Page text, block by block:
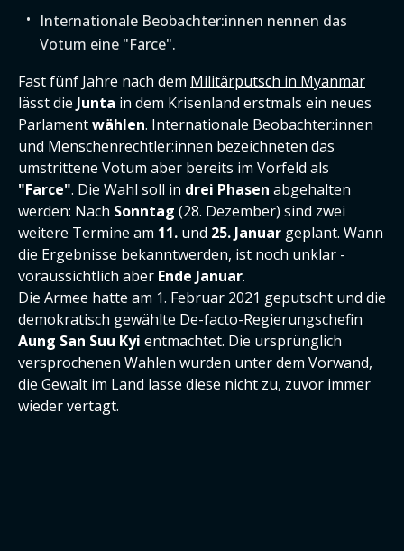
Internationale Beobachter:innen nennen das
Votum eine "Farce".
Fast fünf Jahre nach dem Militärputsch in Myanmar
lässt die Junta in dem Krisenland erstmals ein neues
Parlamentwählen. Internationale Beobachter:innen
und Menschenrechtler:innen bezeichneten das
umstrittene Votum aber bereits im Vorfeld als
"Farce". Die Wahl soll in drei Phasen abgehalten
werden: Nach Sonntag (28. Dezember) sind zwei
weitere Termine am 11. und 25. Januar geplant. Wann
die Ergebnisse bekanntwerden, ist noch unklar -
voraussichtlich aber Ende Januar.
Die Armee hatte am 1. Februar 2021 geputscht und die
demokratisch gewählte De-facto-Regierungschefin
Aung San Suu Kyi entmachtet. Die ursprünglich
versprochenen Wahlen wurden unter dem Vorwand,
die Gewalt im Land lasse diese nicht zu, zuvor immer
wieder vertagt.